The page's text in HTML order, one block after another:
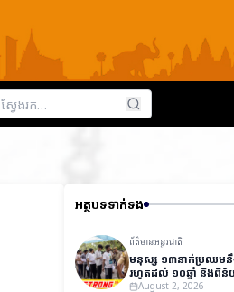
អត្ថបទទាក់ទង
ព័ត៌មានអន្តរជាតិ
មនុស្ស ១៣នាក់ប្រឈមនឹង
រហូតដល់ ១០ឆ្នាំ និងពិន័
ក្នុងសំណុំរឿងធ្វើឱ្យបែកធ្
August 2, 2026